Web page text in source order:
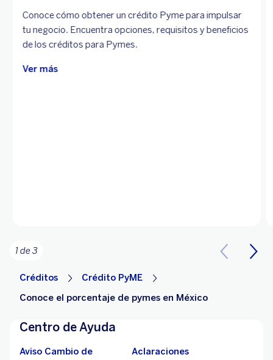
Conoce cómo obtener un crédito Pyme para impulsar
tu negocio. Encuentra opciones, requisitos y beneficios
de los créditos para Pymes.
Ver más
1 de 3
Créditos
Crédito PyME
Conoce el porcentaje de pymes en México
Centro de Ayuda
Aviso Cambio de
Aclaraciones